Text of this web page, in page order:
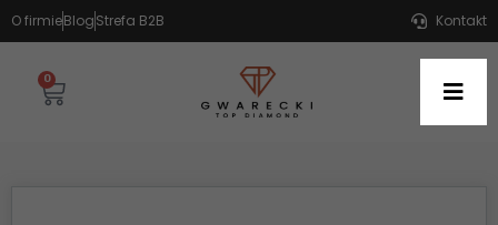
O firmieBlogStrefa B2B Kontakt
0